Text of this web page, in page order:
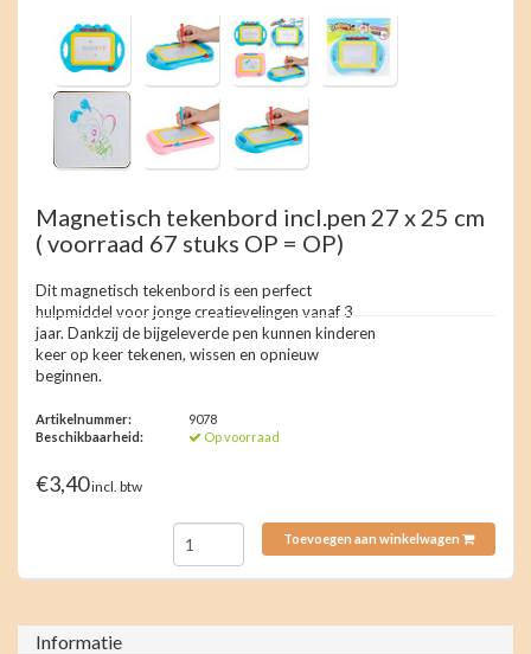
Magnetisch tekenbord incl.pen 27 x 25 cm
( voorraad 67 stuks OP = OP)
Dit magnetisch tekenbord is een perfect
hulpmiddel voor jonge creatievelingen vanaf 3
jaar. Dankzij de bijgeleverde pen kunnen kinderen
keer op keer tekenen, wissen en opnieuw
beginnen.
Artikelnummer:
9078
Beschikbaarheid:
Op voorraad
€3,40incl. btw
Toevoegen aan winkelwagen
Informatie